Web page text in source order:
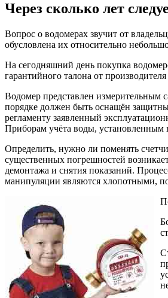
Через сколько лет
Вопрос о водомерах звучит от
обусловлена их относительно
На сегодняшний день покупка
гарантийного талона от
Водомер представлен
порядке должен быть оснащён
регламенту заявленный
Приборам учёта воды, установленным
Определить, нужно ли поменять
существенных погрешностей
демонтажа и снятия показаний.
манипуляции являются хлопотными,